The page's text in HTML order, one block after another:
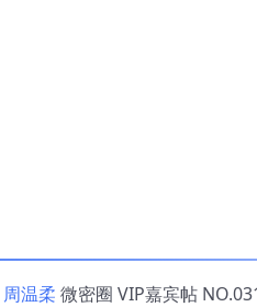
周温柔 微密圈 VIP嘉宾帖